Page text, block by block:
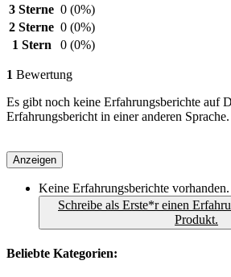
3 Sterne 0 (0%)
2 Sterne 0 (0%)
1 Stern
0 (0%)
1 Bewertung
Es gibt noch keine Erfahrungsberichte auf
Erfahrungsbericht in einer anderen Sprache.
Anzeigen
Keine Erfahrungsberichte vorhanden.
Schreibe als Erste*r einen
Produkt.
Beliebte Kategorien: